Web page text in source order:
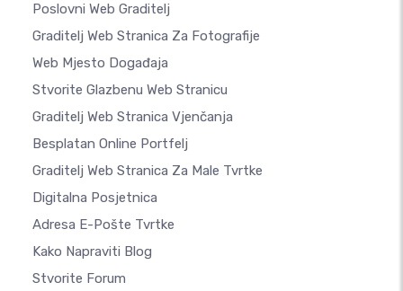
Poslovni Web Graditelj
Graditelj Web Stranica Za Fotografije
Web Mjesto Događaja
Stvorite Glazbenu Web Stranicu
Graditelj Web Stranica Vjenčanja
Besplatan Online Portfelj
Graditelj Web Stranica Za Male Tvrtke
Digitalna Posjetnica
Adresa E-Pošte Tvrtke
Kako Napraviti Blog
Stvorite Forum